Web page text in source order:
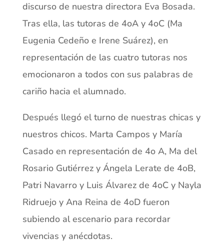
discurso de nuestra directora Eva Bosada.
Tras ella, las tutoras de 4oA y 4oC (Ma
Eugenia Cedeño e Irene Suárez), en
representación de las cuatro tutoras nos
emocionaron a todos con sus palabras de
cariño hacia el alumnado.
Después llegó el turno de nuestras chicas y
nuestros chicos. Marta Campos y María
Casado en representación de 4o A, Ma del
Rosario Gutiérrez y Ángela Lerate de 4oB,
Patri Navarro y Luis Álvarez de 4oC y Nayla
Ridruejo y Ana Reina de 4oD fueron
subiendo al escenario para recordar
vivencias y anécdotas.